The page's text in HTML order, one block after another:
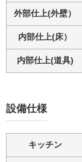
外部仕上(外壁）
内部仕上(床）
内部仕上(道具)
設備仕様
キッチン